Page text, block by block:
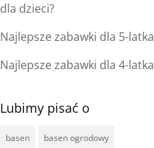
dla dzieci?
Najlepsze zabawki dla 5-latka
Najlepsze zabawki dla 4-latka
Lubimy pisać o
basen basen ogrodowy